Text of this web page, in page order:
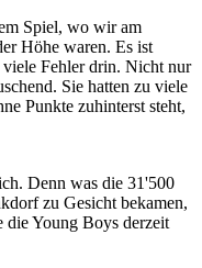
Spiel, wo wir am
Höhe waren. Es ist
viele Fehler drin. Nicht nur
Sie hatten zu viele
Punkte zuhinterst steht,
Denn was die 31'500
zu Gesicht bekamen,
Young Boys derzeit